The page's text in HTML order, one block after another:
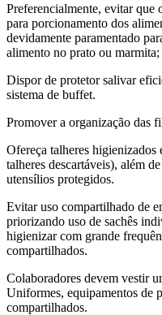
Preferencialmente, evitar que
para porcionamento dos
devidamente paramentado
alimento no prato ou marmita;
Dispor de protetor salivar
sistema de buffet.
Promover a organização das
Ofereça talheres
talheres descartáveis), além
utensílios protegidos.
Evitar uso compartilhado de
priorizando uso de sachês
higienizar com grande
compartilhados.
Colaboradores devem vestir
Uniformes, equipamentos de
compartilhados.